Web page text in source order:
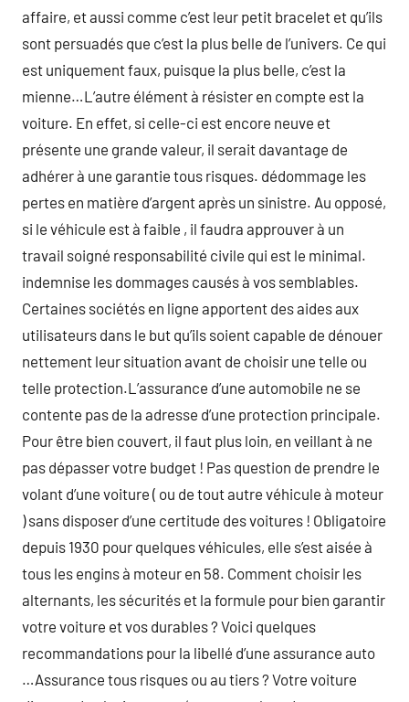
affaire, et aussi comme c’est leur petit bracelet et qu’ils
sont persuadés que c’est la plus belle de l’univers. Ce qui
est uniquement faux, puisque la plus belle, c’est la
mienne…L’autre élément à résister en compte est la
voiture. En effet, si celle-ci est encore neuve et
présente une grande valeur, il serait davantage de
adhérer à une garantie tous risques. dédommage les
pertes en matière d’argent après un sinistre. Au opposé,
si le véhicule est à faible , il faudra approuver à un
travail soigné responsabilité civile qui est le minimal.
indemnise les dommages causés à vos semblables.
Certaines sociétés en ligne apportent des aides aux
utilisateurs dans le but qu’ils soient capable de dénouer
nettement leur situation avant de choisir une telle ou
telle protection.L’assurance d’une automobile ne se
contente pas de la adresse d’une protection principale.
Pour être bien couvert, il faut plus loin, en veillant à ne
pas dépasser votre budget ! Pas question de prendre le
volant d’une voiture ( ou de tout autre véhicule à moteur
) sans disposer d’une certitude des voitures ! Obligatoire
depuis 1930 pour quelques véhicules, elle s’est aisée à
tous les engins à moteur en 58. Comment choisir les
alternants, les sécurités et la formule pour bien garantir
votre voiture et vos durables ? Voici quelques
recommandations pour la libellé d’une assurance auto
…Assurance tous risques ou au tiers ? Votre voiture